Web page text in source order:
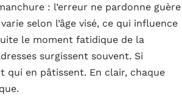
: l’erreur ne pardonne guère
selon l’âge visé, ce qui influence
le moment fatidique de la
surgissent souvent. Si
qui en pâtissent. En clair, chaque